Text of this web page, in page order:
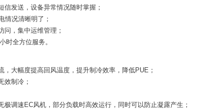
发送，设备异常情况随时掌握；
情况清晰明了；
问，集中运维管理；
时全方位服务。
大幅度提高回风温度，提升制冷效率，降低PUE；
效制冷；
极调速EC风机，部分负载时高效运行，同时可以防止凝露产生；